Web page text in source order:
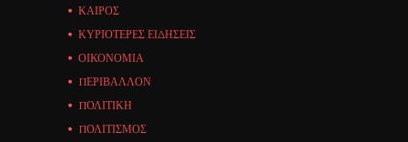
ΚΑΙΡΟΣ
ΚΥΡΙΟΤΕΡΕΣ ΕΙΔΗΣΕΙΣ
ΟΙΚΟΝΟΜΙΑ
ΠΕΡΙΒΑΛΛΟΝ
ΠΟΛΙΤΙΚΗ
ΠΟΛΙΤΙΣΜΟΣ